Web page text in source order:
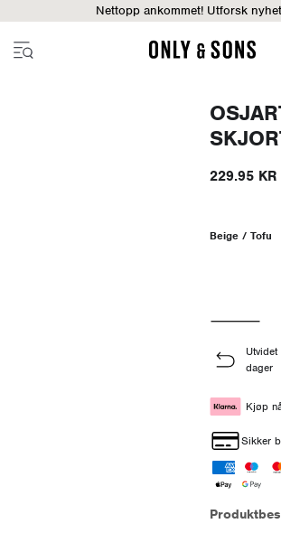
Nettopp ankommet! Utforsk
229.95 KR
Beige / Tofu
dager
Kjøp
Sikker